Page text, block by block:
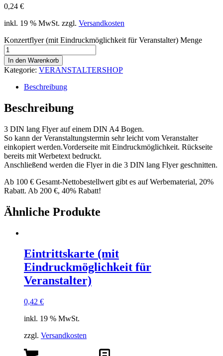
0,24 €
inkl. 19 % MwSt. zzgl. Versandkosten
Konzertflyer (mit Eindruckmöglichkeit für Veranstalter) Menge
In den Warenkorb
Kategorie: VERANSTALTERSHOP
Beschreibung
Beschreibung
3 DIN lang Flyer auf einem DIN A4 Bogen.
So kann der Veranstaltungstermin sehr leicht vom Veranstalter
einkopiert werden.Vorderseite mit Eindruckmöglichkeit. Rückseite
bereits mit Werbetext bedruckt.
Anschließend werden die Flyer in die 3 DIN lang Flyer geschnitten.
Ab 100 € Gesamt-Nettobestellwert gibt es auf Werbematerial, 20%
Rabatt. Ab 200 €, 40% Rabatt!
Ähnliche Produkte
Eintrittskarte (mit
Eindruckmöglichkeit für
Veranstalter)
0,42 €
inkl. 19 % MwSt.
zzgl. Versandkosten